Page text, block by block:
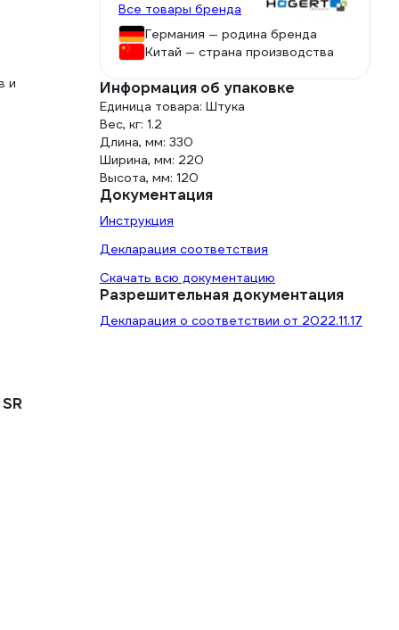
и
Все товары бренда
Германия — родина бренда
Китай — страна производства
Информация об упаковке
Единица товара: Штука
Вес, кг: 1.2
Длина, мм: 330
Ширина, мм: 220
Высота, мм: 120
Документация
Инструкция
Декларация соответствия
Скачать всю документацию
Разрешительная документация
Декларация о соответствии от 2022.11.17